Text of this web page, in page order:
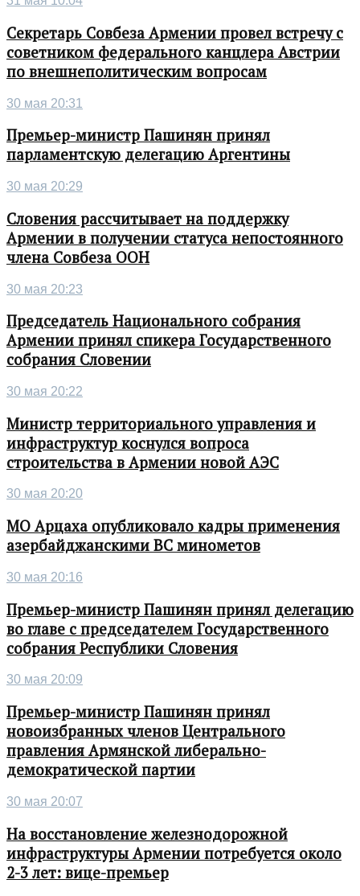
Секретарь Совбеза Армении провел встречу с
советником федерального канцлера Австрии
по внешнеполитическим вопросам
30 мая 20:31
Премьер-министр Пашинян принял
парламентскую делегацию Аргентины
30 мая 20:29
Словения рассчитывает на поддержку
Армении в получении статуса непостоянного
члена Совбеза ООН
30 мая 20:23
Председатель Национального собрания
Армении принял спикера Государственного
собрания Словении
30 мая 20:22
Министр территориального управления и
инфраструктур коснулся вопроса
строительства в Армении новой АЭС
30 мая 20:20
МО Арцаха опубликовало кадры применения
азербайджанскими ВС минометов
30 мая 20:16
Премьер-министр Пашинян принял делегацию
во главе с председателем Государственного
собрания Республики Словения
30 мая 20:09
Премьер-министр Пашинян принял
новоизбранных членов Центрального
правления Армянской либерально-
демократической партии
30 мая 20:07
На восстановление железнодорожной
инфраструктуры Армении потребуется около
2-3 лет: вице-премьер